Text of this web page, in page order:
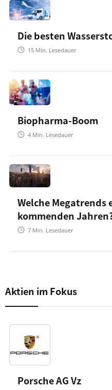
Die besten
15 Min. Lesedauer
Biopharma-Boom
4 Min. Lesedauer
Welche Megatrends
kommenden
7 Min. Lesedauer
Aktien im Fokus
Porsche AG Vz